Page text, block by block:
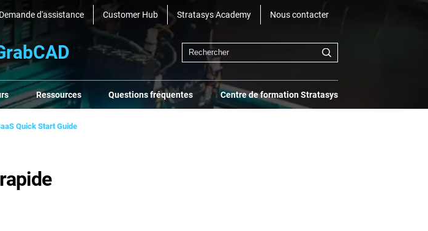
Demande d'assistance Customer Hub Stratasys Academy Nous contacter
Ressources Questions fréquentes Centre de formation Stratasys
Quick Start Guide